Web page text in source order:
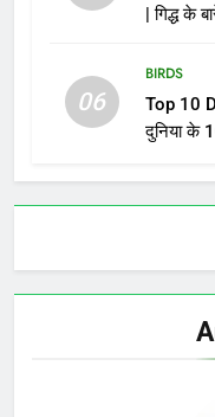
| गिद्ध के
06
BIRDS
Top 10
दुनिया के